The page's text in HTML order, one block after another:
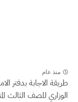
منذ عام
طريقة الاجابة بدفتر
الوزاري للصف الثالث